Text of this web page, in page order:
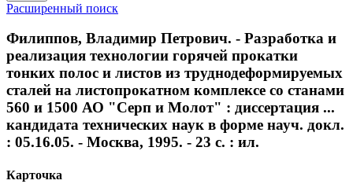
Расширенный поиск
Филиппов, Владимир Петрович. - Разработка и
реализация технологии горячей прокатки
тонких полос и листов из труднодеформируемых
сталей на листопрокатном комплексе со станами
560 и 1500 АО "Серп и Молот" : диссертация ...
кандидата технических наук в форме науч. докл.
: 05.16.05. - Москва, 1995. - 23 с. : ил.
Карточка